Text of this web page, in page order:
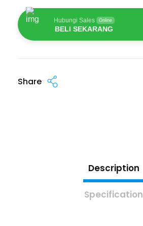
Hubungi Sales Online
BELI SEKARANG
Share
Description
Specification